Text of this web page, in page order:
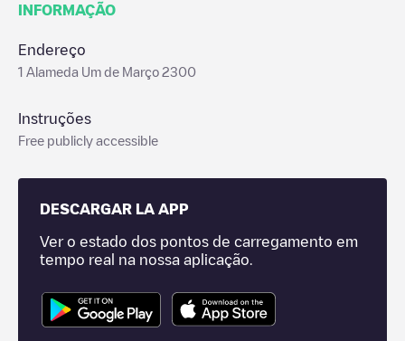
INFORMAÇÃO
Endereço
1 Alameda Um de Março 2300
Instruções
Free publicly accessible
DESCARGAR LA APP
Ver o estado dos pontos de carregamento em
tempo real na nossa aplicação.